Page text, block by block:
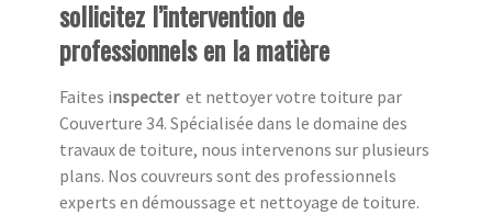
sollicitez l’intervention de
professionnels en la matière
Faites inspecter et nettoyer votre toiture par
Couverture 34. Spécialisée dans le domaine des
travaux de toiture, nous intervenons sur plusieurs
plans. Nos couvreurs sont des professionnels
experts en démoussage et nettoyage de toiture.